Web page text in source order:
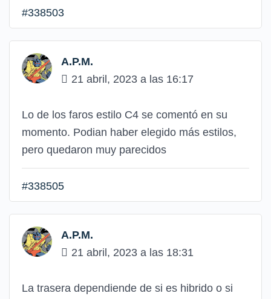
#338503
A.P.M.
21 abril, 2023 a las 16:17
Lo de los faros estilo C4 se comentó en su
momento. Podian haber elegido más estilos,
pero quedaron muy parecidos
#338505
A.P.M.
21 abril, 2023 a las 18:31
La trasera dependiende de si es hibrido o si